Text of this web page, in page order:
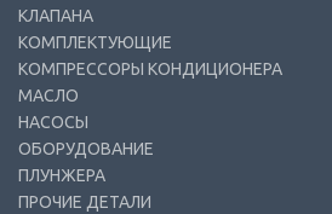
КЛАПАНА
КОМПЛЕКТУЮЩИЕ
КОМПРЕССОРЫ КОНДИЦИОНЕРА
МАСЛО
НАСОСЫ
ОБОРУДОВАНИЕ
ПЛУНЖЕРА
ПРОЧИЕ ДЕТАЛИ